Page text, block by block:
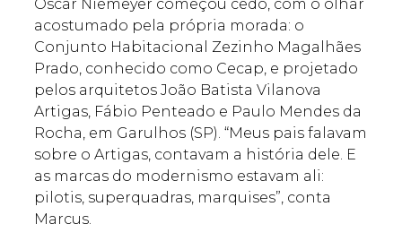
Oscar Niemeyer começou cedo, com o olhar
acostumado pela própria morada: o
Conjunto Habitacional Zezinho Magalhães
Prado, conhecido como Cecap, e projetado
pelos arquitetos João Batista Vilanova
Artigas, Fábio Penteado e Paulo Mendes da
Rocha, em Garulhos (SP). “Meus pais falavam
sobre o Artigas, contavam a história dele. E
as marcas do modernismo estavam ali:
pilotis, superquadras, marquises”, conta
Marcus.